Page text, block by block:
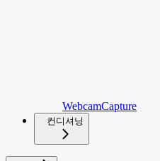
WebcamCapture
컨디셔닝